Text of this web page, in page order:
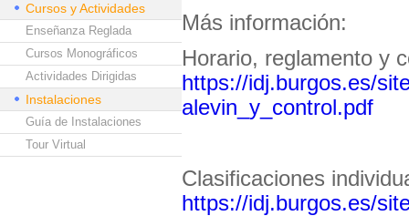
Cursos y Actividades
Enseñanza Reglada
Cursos Monográficos
Actividades Dirigidas
Instalaciones
Guía de Instalaciones
Tour Virtual
Más información:
Horario, reglamento y
https://idj.burgos.es/
alevin_y_control.pdf
Clasificaciones
https://idj.burgos.es/